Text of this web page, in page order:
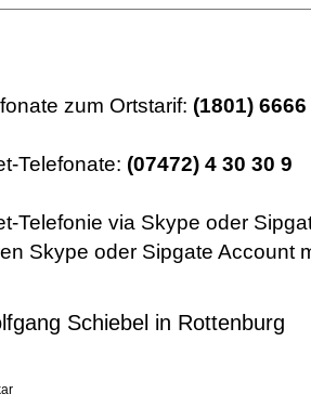
zum Ortstarif: (1801)
Telefonate: (07472) 4 30 30 9
Telefonie via Skype oder
Skype oder Sipgate Account
Schiebel in Rottenburg